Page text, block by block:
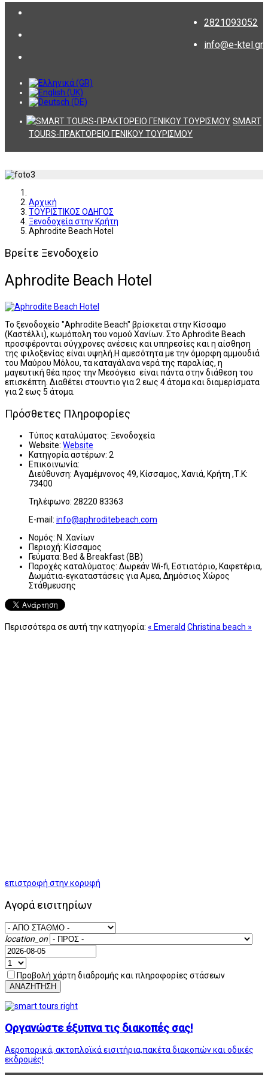
2821093052
info@e-ktel.gr
SMART
TOURS-ΠΡΑΚΤΟΡΕΙΟ ΓΕΝΙΚΟΥ ΤΟΥΡΙΣΜΟΥ
Αρχική
ΤΟΥΡΙΣΤΙΚΟΣ ΟΔΗΓΟΣ
Ξενοδοχεία στην Κρήτη
Aphrodite Beach Hotel
Βρείτε Ξενοδοχείο
Aphrodite Beach Hotel
Το ξενοδοχείο "Aphrodite Beach" βρίσκεται στην Κίσσαμο
(Καστέλλι), κωμόπολη του νομού Χανίων. Στο Aphrodite Beach
προσφέρονται σύγχρονες ανέσεις και υπηρεσίες και η αίσθηση
της φιλοξενίας είναι υψηλή.Η αμεσότητα με την όμορφη αμμουδιά
του Μαύρου Μόλου, τα καταγάλανα νερά της παραλίας, η
μαγευτική θέα προς την Μεσόγειο είναι πάντα στην διάθεση του
επισκέπτη. Διαθέτει στουντιο για 2 εως 4 άτομα και διαμερίσματα
για 2 εως 5 άτομα.
Πρόσθετες Πληροφορίες
Τύπος καταλύματος: Ξενοδοχεία
Website: Website
Κατηγορία αστέρων: 2
Επικοινωνία:
Διεύθυνση: Αγαμέμνονος 49, Κίσσαμος, Χανιά, Κρήτη ,Τ.Κ:
73400
Τηλέφωνο: 28220 83363
E-mail: info@aphroditebeach.com
Νομός: Ν. Χανίων
Περιοχή: Κίσσαμος
Γεύματα: Bed & Breakfast (BB)
Παροχές καταλύματος: Δωρεάν Wi-fi, Εστιατόριο, Καφετέρια,
Δωμάτια-εγκαταστάσεις για Αμεα, Δημόσιος Χώρος
Στάθμευσης
Περισσότερα σε αυτή την κατηγορία: « Emerald Christina beach »
επιστροφή στην κορυφή
Αγορά εισιτηρίων
location_on
Προβολή χάρτη διαδρομής και πληροφορίες στάσεων
ΑΝΑΖΗΤΗΣΗ
Οργανώστε έξυπνα τις διακοπές σας!
Αεροπορικά, ακτοπλοϊκά εισιτήρια,πακέτα διακοπών και οδικές
εκδρομές!